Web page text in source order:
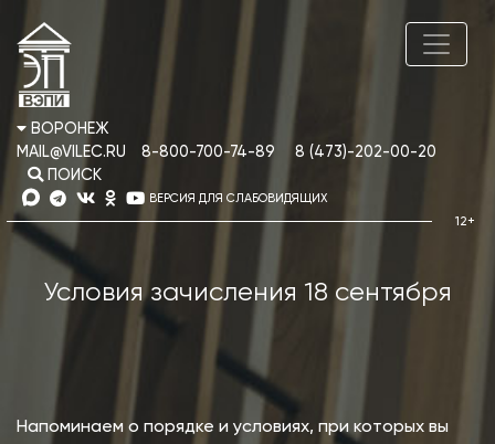
ВОРОНЕЖ
MAIL@VILEC.RU
8-800-700-74-89
8 (473)-202-00-20
ПОИСК
ВЕРСИЯ ДЛЯ СЛАБОВИДЯЩИХ
Условия зачисления 18 сентября
Напоминаем о порядке и условиях, при которых вы